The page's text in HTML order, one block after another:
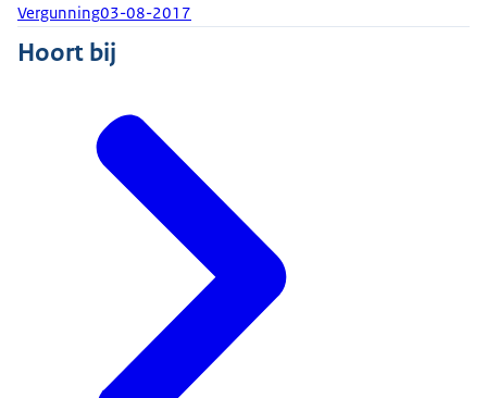
Vergunning03-08-2017
Hoort bij